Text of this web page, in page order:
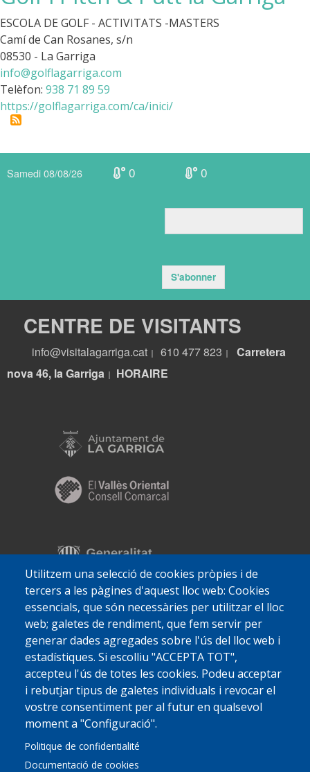
ESCOLA DE GOLF - ACTIVITATS -MASTERS
Camí de Can Rosanes, s/n
08530 - La Garriga
info@golflagarriga.com
Telèfon: 938 71 89 59
https://golflagarriga.com/ca/inici/
Utilitzem una selecció de cookies pròpies i de
tercers a les pàgines d'aquest lloc web: Cookies
essencials, que són necessàries per utilitzar el lloc
web; galetes de rendiment, que fem servir per
generar dades agregades sobre l'ús del lloc web i
estadístiques. Si escolliu "ACCEPTA TOT",
accepteu l'ús de totes les cookies. Podeu acceptar
i rebutjar tipus de galetes individuals i revocar el
vostre consentiment per al futur en qualsevol
moment a "Configuració".
Politique de confidentialité
Documentació de cookies
Samedi 08/08/26 0 0
S'abonner
CENTRE DE VISITANTS
info@visitalagarriga.cat 610 477 823
Carretera
nova 46, la Garriga
HORAIRE